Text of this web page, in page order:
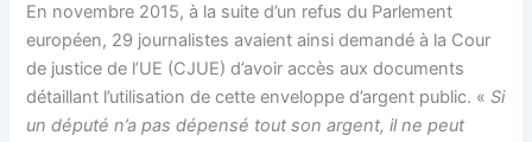
En novembre 2015, à la suite d’un refus du Parlement
européen, 29 journalistes avaient ainsi demandé à la Cour
de justice de l’UE (CJUE) d’avoir accès aux documents
détaillant l’utilisation de cette enveloppe d’argent public. «Si
un député n’a pas dépensé tout son argent, il ne peut